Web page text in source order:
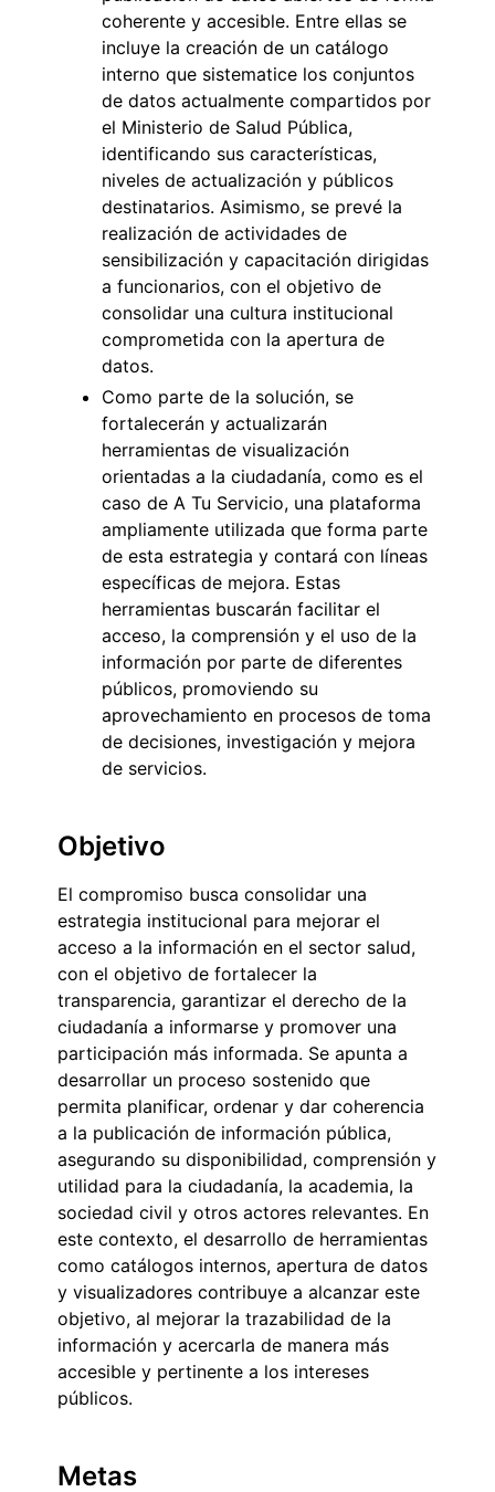
coherente y accesible. Entre ellas se
incluye la creación de un catálogo
interno que sistematice los conjuntos
de datos actualmente compartidos por
el Ministerio de Salud Pública,
identificando sus características,
niveles de actualización y públicos
destinatarios. Asimismo, se prevé la
realización de actividades de
sensibilización y capacitación dirigidas
a funcionarios, con el objetivo de
consolidar una cultura institucional
comprometida con la apertura de
datos.
Como parte de la solución, se
fortalecerán y actualizarán
herramientas de visualización
orientadas a la ciudadanía, como es el
caso de A Tu Servicio, una plataforma
ampliamente utilizada que forma parte
de esta estrategia y contará con líneas
específicas de mejora. Estas
herramientas buscarán facilitar el
acceso, la comprensión y el uso de la
información por parte de diferentes
públicos, promoviendo su
aprovechamiento en procesos de toma
de decisiones, investigación y mejora
de servicios.
Objetivo
El compromiso busca consolidar una
estrategia institucional para mejorar el
acceso a la información en el sector salud,
con el objetivo de fortalecer la
transparencia, garantizar el derecho de la
ciudadanía a informarse y promover una
participación más informada. Se apunta a
desarrollar un proceso sostenido que
permita planificar, ordenar y dar coherencia
a la publicación de información pública,
asegurando su disponibilidad, comprensión y
utilidad para la ciudadanía, la academia, la
sociedad civil y otros actores relevantes. En
este contexto, el desarrollo de herramientas
como catálogos internos, apertura de datos
y visualizadores contribuye a alcanzar este
objetivo, al mejorar la trazabilidad de la
información y acercarla de manera más
accesible y pertinente a los intereses
públicos.
Metas